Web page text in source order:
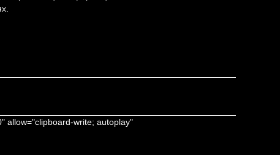
allow="clipboard-write; autoplay"